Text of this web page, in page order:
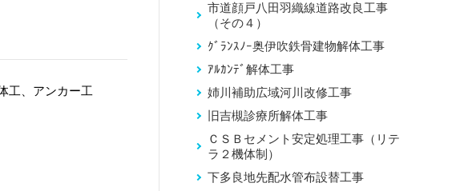
工、アンカー工
市道顔戸八田羽織線道路改良工事
（その４）
ｸﾞﾗﾝｽﾉｰ奥伊吹鉄骨建物解体工事
ｱﾙｶﾝﾃﾞ解体工事
姉川補助広域河川改修工事
旧吉槻診療所解体工事
ＣＳＢセメント安定処理工事（リテ
ラ２機体制）
下多良地先配水管布設替工事